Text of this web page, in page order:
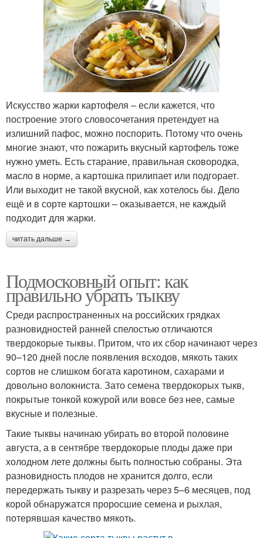
Искусство жарки картофеля – если кажется, что
построение этого словосочетания претендует на
излишний пафос, можно поспорить. Потому что очень
многие знают, что пожарить вкусный картофель тоже
нужно уметь. Есть старание, правильная сковородка,
масло в норме, а картошка прилипает или подгорает.
Или выходит не такой вкусной, как хотелось бы. Дело
ещё и в сорте картошки – оказывается, не каждый
подходит для жарки.
читать дальше →
Подмосковный опыт: как
правильно убрать тыкву
Среди распространенных на российских грядках
разновидностей ранней спелостью отличаются
твердокорые тыквы. Притом, что их сбор начинают через
90–120 дней после появления всходов, мякоть таких
сортов не слишком богата каротином, сахарами и
довольно волокниста. Зато семена твердокорых тыкв,
покрытые тонкой кожурой или вовсе без нее, самые
вкусные и полезные.
Такие тыквы начинаю убирать во второй половине
августа, а в сентябре твердокорые плоды даже при
холодном лете должны быть полностью собраны. Эта
разновидность плодов не хранится долго, если
передержать тыкву и разрезать через 5–6 месяцев, под
корой обнаружатся проросшие семена и рыхлая,
потерявшая качество мякоть.